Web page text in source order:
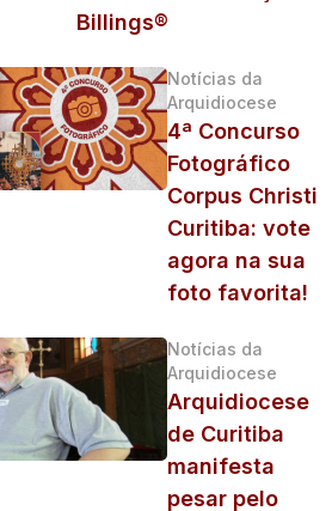
Billings®
Notícias da
Arquidiocese
4ª Concurso
Fotográfico
Corpus Christi
Curitiba: vote
agora na sua
foto favorita!
Notícias da
Arquidiocese
Arquidiocese
de Curitiba
manifesta
pesar pelo